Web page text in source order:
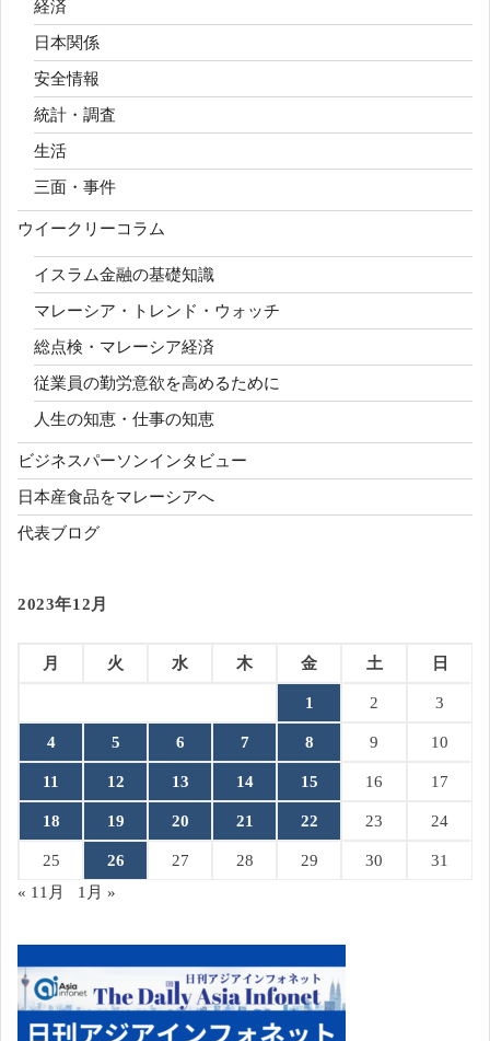
経済
日本関係
安全情報
統計・調査
生活
三面・事件
ウイークリーコラム
イスラム金融の基礎知識
マレーシア・トレンド・ウォッチ
総点検・マレーシア経済
従業員の勤労意欲を高めるために
人生の知恵・仕事の知恵
ビジネスパーソンインタビュー
日本産食品をマレーシアへ
代表ブログ
2023年12月
月 火 水 木 金 土 日
1 2 3
4 5 6 7 8 9 10
11 12 13 14 15 16 17
18 19 20 21 22 23 24
25 26 27 28 29 30
31
« 11月
1月 »